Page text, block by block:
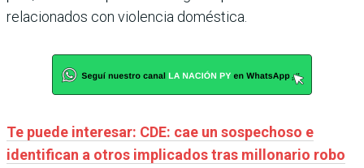
relacionados con violencia doméstica.
Te puede interesar: CDE: cae un sospechoso e
identifican a otros implicados tras millonario robo